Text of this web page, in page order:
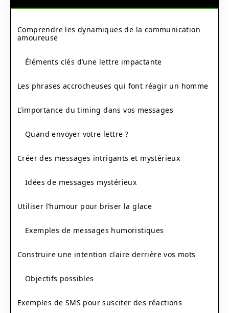
Comprendre les dynamiques de la communication
amoureuse
Éléments clés d’une lettre impactante
Les phrases accrocheuses qui font réagir un homme
L’importance du timing dans vos messages
Quand envoyer votre lettre ?
Créer des messages intrigants et mystérieux
Idées de messages mystérieux
Utiliser l’humour pour briser la glace
Exemples de messages humoristiques
Construire une intention claire derrière vos mots
Objectifs possibles
Exemples de SMS pour susciter des réactions